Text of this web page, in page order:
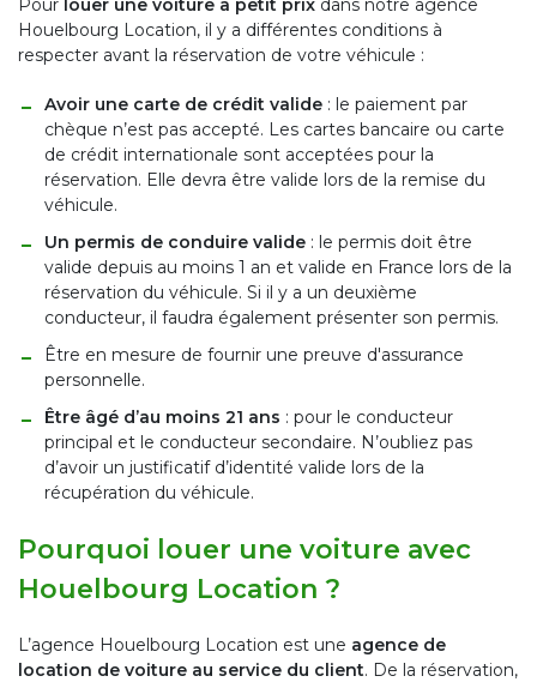
Pour louer une voiture à petit prix dans notre agence
Houelbourg Location, il y a différentes conditions à
respecter avant la réservation de votre véhicule :
Avoir une carte de crédit valide : le paiement par
chèque n’est pas accepté. Les cartes bancaire ou carte
de crédit internationale sont acceptées pour la
réservation. Elle devra être valide lors de la remise du
véhicule.
Un permis de conduire valide : le permis doit être
valide depuis au moins 1 an et valide en France lors de la
réservation du véhicule. Si il y a un deuxième
conducteur, il faudra également présenter son permis.
Être en mesure de fournir une preuve d'assurance
personnelle.
Être âgé d’au moins 21 ans : pour le conducteur
principal et le conducteur secondaire. N’oubliez pas
d’avoir un justificatif d’identité valide lors de la
récupération du véhicule.
Pourquoi louer une voiture avec
Houelbourg Location ?
L’agence Houelbourg Location est une agence de
location de voiture au service du client. De la réservation,